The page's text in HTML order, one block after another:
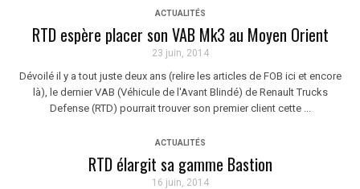
ACTUALITÉS
RTD espère placer son VAB Mk3 au Moyen Orient
23 juin, 2014
Dévoilé il y a tout juste deux ans (relire les articles de FOB ici et encore
là), le dernier VAB (Véhicule de l'Avant Blindé) de Renault Trucks
Defense (RTD) pourrait trouver son premier client cette ...
ACTUALITÉS
RTD élargit sa gamme Bastion
16 juin, 2014